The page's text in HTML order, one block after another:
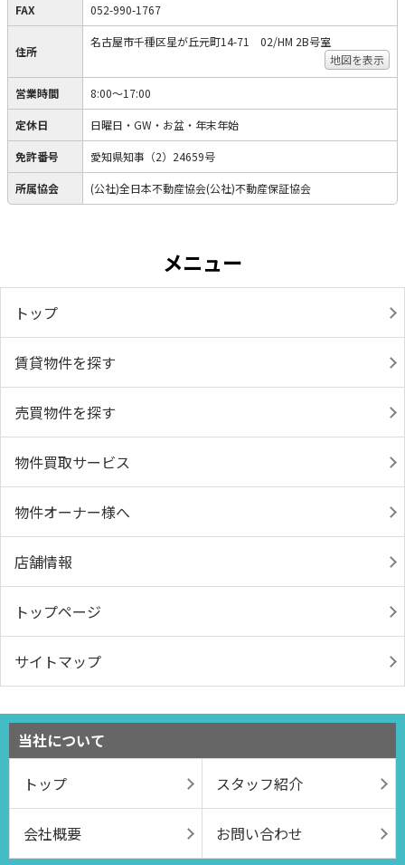
FAX 052-990-1767
住所
名古屋市千種区星が丘元町14-71 02/HM 2B号室
地図を表示
営業時間 8:00～17:00
定休日 日曜日・GW・お盆・年末年始
免許番号 愛知県知事（2）24659号
所属協会 (公社)全日本不動産協会(公社)不動産保証協会
メニュー
トップ
賃貸物件を探す
売買物件を探す
物件買取サービス
物件オーナー様へ
店舗情報
トップページ
サイトマップ
当社について
トップ
スタッフ紹介
会社概要 お問い合わせ